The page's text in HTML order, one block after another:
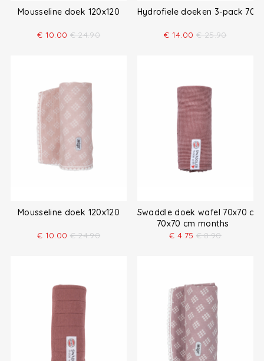
Mousseline doek 120x120
€ 10.00 € 24.90
Hydrofiele doeken 3-pack
€ 14.00 € 25.90
Mousseline doek 120x120
€ 10.00 € 24.90
Swaddle doek wafel 70x70 cm
70x70 cm months
€ 4.75 € 8.90